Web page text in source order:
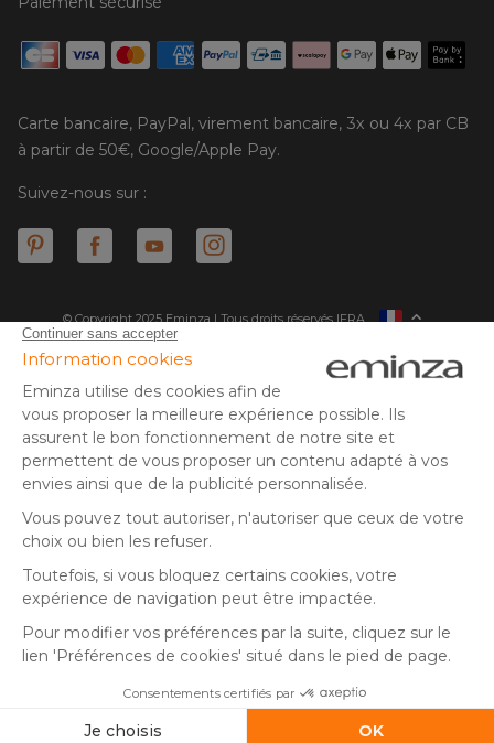
Carte bancaire, PayPal, virement bancaire, 3x ou 4x par CB
à partir de 50€, Google/Apple Pay.
Suivez-nous sur :
© Copyright 2025 Eminza | Tous droits réservés |
ESPAÑA
NEDERLAND
SUISSE
DANMARK
FRA
* Vous disposez de 30 jours (à compter de la réception ou du
retrait de votre colis) pour effectuer un retour de produits et
** Expédition le jour même pour toute commande passée avant